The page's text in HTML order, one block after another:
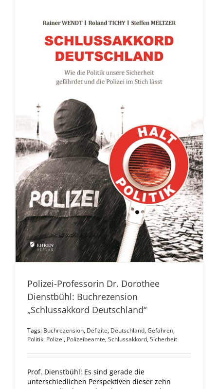
Polizei-Professorin Dr. Dorothee
Dienstbühl: Buchrezension
„Schlussakkord Deutschland“
Tags: Buchrezension, Defizite, Deutschland,Gefahren,
Politik, Polizei, Polizeibeamte,Schlussakkord,Sicherheit
Prof. Dienstbühl: Es sind gerade die
unterschiedlichen Perspektiven dieser zehn